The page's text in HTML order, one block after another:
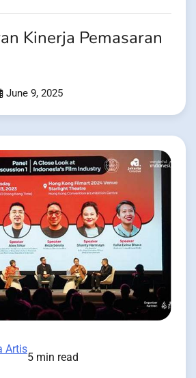
Kinerja Pemasaran
June 9, 2025
Artis
5 min read